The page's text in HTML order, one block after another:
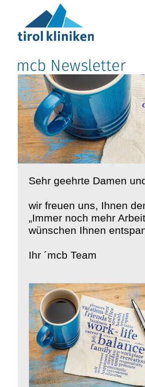
Sehr geehrte Damen
wir freuen uns, Ihnen
„Immer noch mehr
wünschen Ihnen
Ihr ´mcb Team